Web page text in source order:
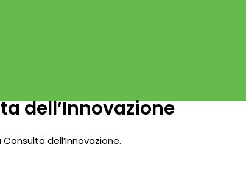
dell’Innovazione
dell’Innovazione.